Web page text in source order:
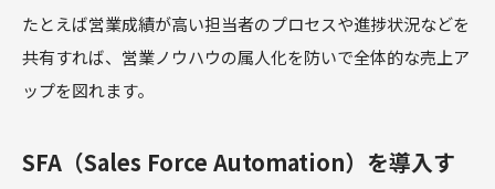
たとえば営業成績が高い担当者のプロセスや進捗状況などを
共有すれば、営業ノウハウの属人化を防いで全体的な売上ア
ップを図れます。
SFA（Sales Force Automation）を導入す